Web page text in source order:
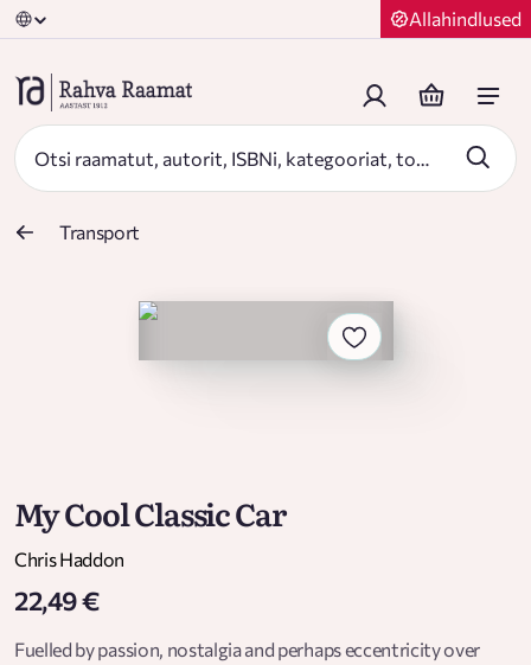
Allahindlused
Transport
My Cool Classic Car
Chris Haddon
22,49 €
Fuelled by passion, nostalgia and perhaps eccentricity over